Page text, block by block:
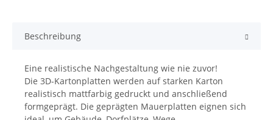
Beschreibung
Eine realistische Nachgestaltung wie nie zuvor!
Die 3D-Kartonplatten werden auf starken Karton
realistisch mattfarbig gedruckt und anschließend
formgeprägt. Die geprägten Mauerplatten eignen sich